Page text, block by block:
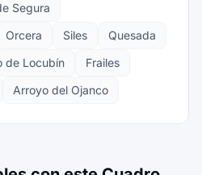
Segura
Orcera Siles
Quesada
de Locubín
Frailes
Arroyo del Ojanco